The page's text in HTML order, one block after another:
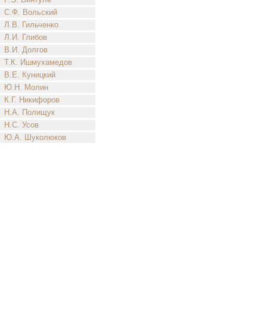
С.Ф. Вольский
Л.В. Гильченко
Л.И. Глибов
В.И. Долгов
Т.К. Ишмухамедов
В.Е. Куницкий
Ю.Н. Молин
К.Г. Никифоров
Н.А. Полищук
Н.С. Усов
Ю.А. Шуколюков